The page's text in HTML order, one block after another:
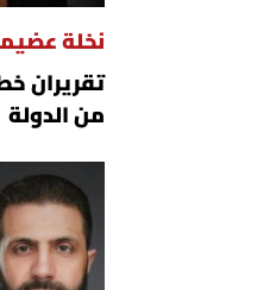
نخلة
تقريران
من الدولة